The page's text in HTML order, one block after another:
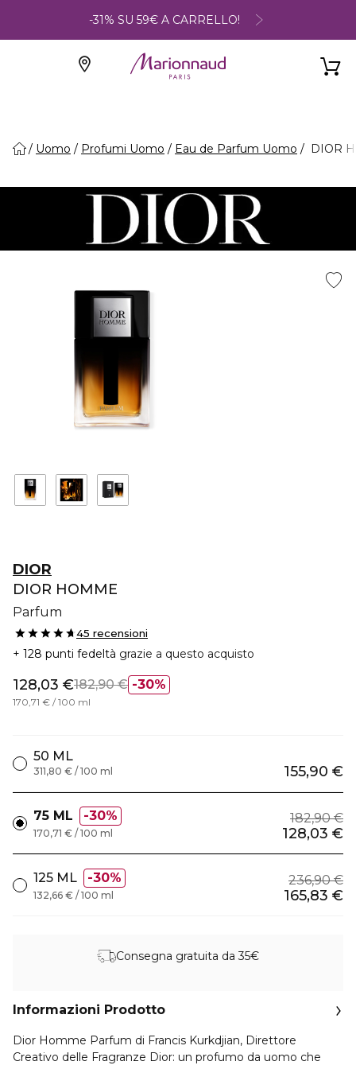
-31% SU 59€ A CARRELLO!
Uomo Profumi Uomo Eau de Parfum Uomo DIOR
DIOR
DIOR HOMME
Parfum
45 recensioni
128 punti fedeltà grazie a questo acquisto
30%
128,03 €182,90 €
170,71 € / 100 ml
50 ML
155,90 €
311,80 € / 100 ml
75 ML 30% 182,90 €
128,03 €
170,71 € / 100 ml
125 ML 30% 236,90 €
165,83 €
132,66 € / 100 ml
Consegna gratuita da 35€
Informazioni Prodotto
Dior Homme Parfum di Francis Kurkdjian, Direttore
Creativo delle Fragranze Dior: un profumo da uomo che